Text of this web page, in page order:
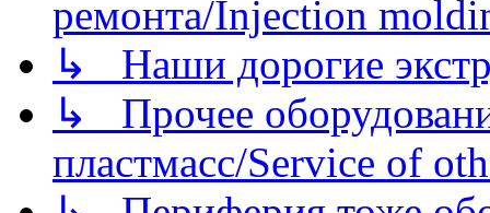
ремонта/Injection
↳ Наши дорогие
↳ Прочее
пластмасс/Service of